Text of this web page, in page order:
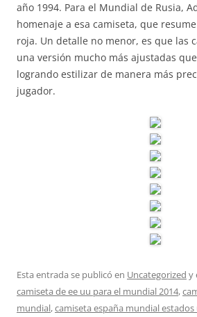
año 1994. Para el Mundial de Rusia,
homenaje a esa camiseta, que
roja. Un detalle no menor, es que las
una versión mucho más ajustadas
logrando estilizar de manera más
jugador.
Esta entrada se publicó en Uncategorized y
camiseta de ee uu para el mundial 2014,
mundial,camiseta españa mundial